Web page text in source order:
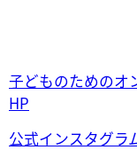
子どものためのオ
HP
公式インスタグラ